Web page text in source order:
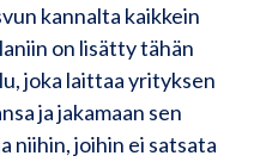
kannalta kaikkein
on lisätty tähän
joka laittaa yrityksen
ja jakamaan sen
niihin, joihin ei satsata